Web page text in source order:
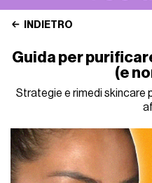
INDIETRO
Guida per
(e
Strategie e rimedi skincare